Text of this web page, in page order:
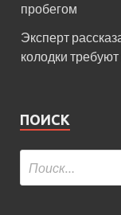
пробегом
Эксперт
колодки
ПОИСК